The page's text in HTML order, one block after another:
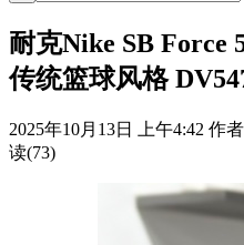
耐克Nike SB Force
传统篮球风格
2025年10月13日 上午4:42 作
读(73)